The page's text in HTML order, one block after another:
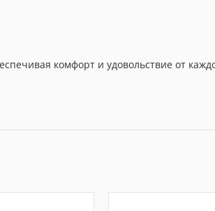
комфорт и удовольствие от